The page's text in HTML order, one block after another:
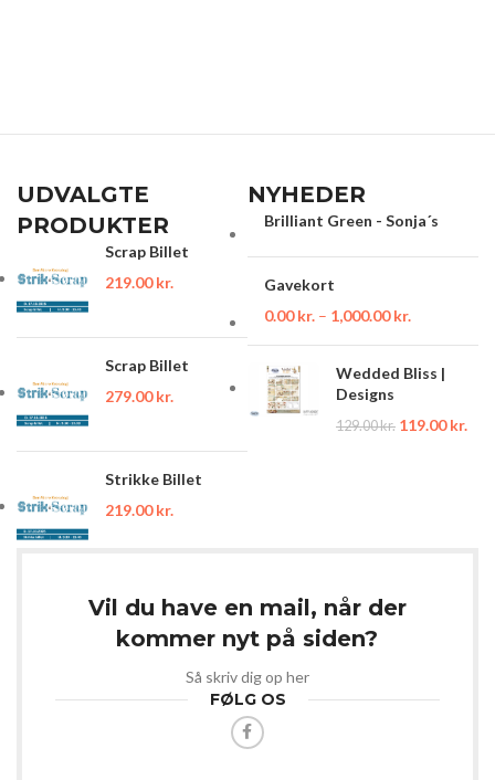
UDVALGTE
PRODUKTER
Scrap Billet
219.00kr.
Scrap Billet
279.00kr.
Strikke Billet
219.00kr.
NYHEDER
Brilliant Green - Sonja´s
Gavekort
0.00kr. – 1,000.00kr.
Wedded Bliss |
Designs
129.00kr. 119.00kr.
Vil du have en mail, når der
kommer nyt på siden?
Så skriv dig op her
FØLG OS